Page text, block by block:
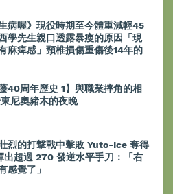
生病喔》現役時期至今體重減輕45
學先生親口透露暴瘦的原因「現
麻痺感」頸椎損傷重傷後14年的
40周年歷史 1】與職業摔角的相
尼奧豬木的夜晚
烈的打撃戰中擊敗 Yuto-Ice 奪得
出超過 270 發逆水平手刀：「右
感覺了」